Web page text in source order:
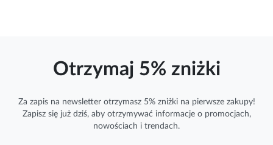
Otrzymaj 5% zniżki
Za zapis na newsletter otrzymasz 5% zniżki na pierwsze zakupy!
Zapisz się już dziś, aby otrzymywać informacjeo promocjach,
nowościach i trendach.